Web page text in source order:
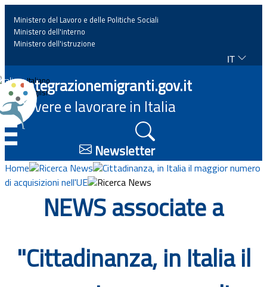
Home
News
Approfondimenti
Eventi
Normativa
Progetti
Ministero del Lavoro e delle Politiche Sociali
Ministero dell'interno
Ministero dell'istruzione
IT
Italiano
English
Integrazionemigranti.gov.it
Vivere e lavorare in Italia
Newsletter
Home Ricerca News
Cittadinanza, in Italia il maggior numero
di acquisizioni nell'UE
Ricerca News
NEWS associate a
"Cittadinanza, in Italia il